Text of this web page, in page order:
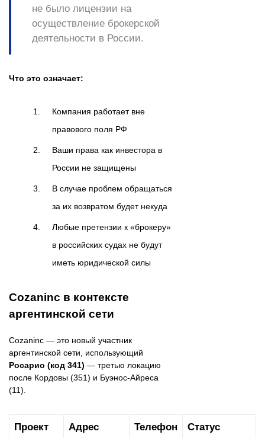
не было лицензии на
осуществление брокерской
деятельности в России.
Что это означает:
Компания работает вне
правового поля РФ
Ваши права как инвестора в
России не защищены
В случае проблем обращаться
за их возвратом будет некуда
Любые претензии к «брокеру»
в российских судах не будут
иметь юридической силы
Cozaninc в контексте
аргентинской сети
Cozaninc — это новый участник
аргентинской сети, использующий
Росарио (код 341) — третью локацию
после Кордовы (351) и Буэнос-Айреса
(11).
Проект Адрес Телефон Статус